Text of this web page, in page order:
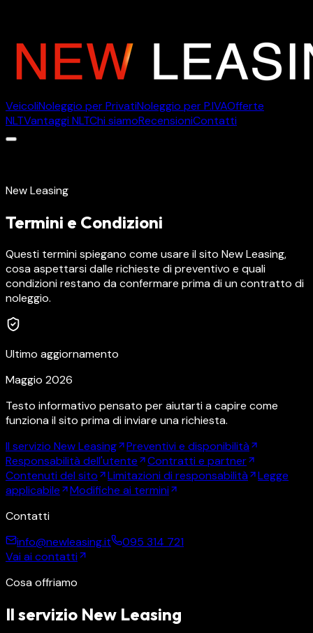
VeicoliNoleggio per PrivatiNoleggio per P.IVAOfferte
NLTVantaggi NLTChi siamoRecensioniContatti
New Leasing
Termini e Condizioni
Questi termini spiegano come usare il sito New Leasing,
cosa aspettarsi dalle richieste di preventivo e quali
condizioni restano da confermare prima di un contratto di
noleggio.
Ultimo aggiornamento
Maggio 2026
Testo informativo pensato per aiutarti a capire come
funziona il sito prima di inviare una richiesta.
Il servizio New Leasing
Preventivi e disponibilità
Responsabilità dell'utente
Contratti e partner
Contenuti del sito
Limitazioni di responsabilità
Legge
applicabile
Modifiche ai termini
Contatti
info@newleasing.it
095 314 721
Vai ai contatti
Cosa offriamo
Il servizio New Leasing